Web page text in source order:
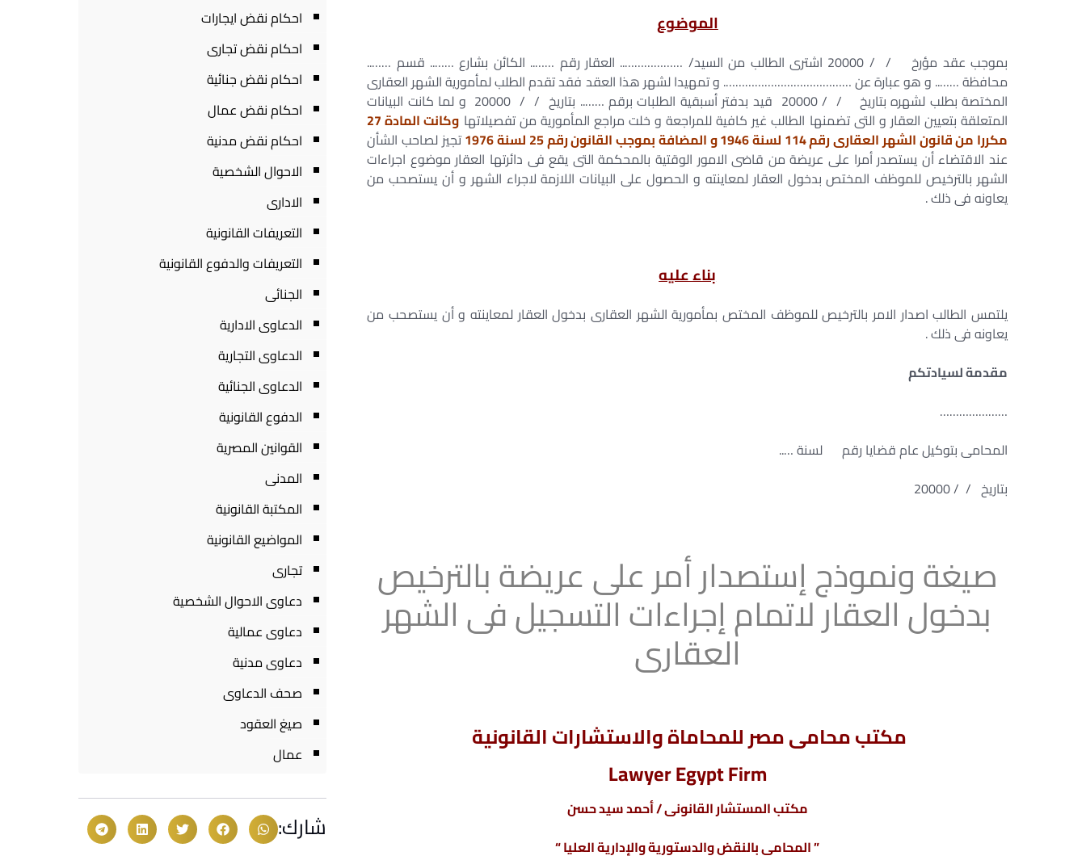
الموضوع
بموجب عقد مؤرخ / / 20000 اشترى الطالب من السيد/ ……………….. العقار رقم …….. الكائن بشارع …….. قسم ……..
محافظة …….. و هو عبارة عن …………………………………. و تمهيدا لشهر هذا العقد فقد تقدم الطلب لمأمورية الشهر العقارى
المختصة بطلب لشهره بتاريخ / / 20000 قيد بدفتر أسبقية الطلبات برقم …….. بتاريخ / / 20000 و لما كانت البيانات
المتعلقة بتعيين العقار و التى تضمنها الطالب غير كافية للمراجعة و خلت مراجع المأمورية من تفصيلاتها
وكانت المادة 27
مكررا من قانون الشهر العقارى رقم 114 لسنة 1946 و المضافة بموجب القانون رقم 25 لسنة 1976
تجيز لصاحب الشأن
عند الاقتضاء أن يستصدر أمرا على عريضة من قاضى الامور الوقتية بالمحكمة التى يقع فى دائرتها العقار موضوع اجراءات
الشهر بالترخيص للموظف المختص بدخول العقار لمعاينته و الحصول على البيانات اللازمة لاجراء الشهر و أن يستصحب من
يعاونه فى ذلك .
بناء عليه
يلتمس الطالب اصدار الامر بالترخيص للموظف المختص بمأمورية الشهر العقارى بدخول العقار لمعاينته و أن يستصحب من
يعاونه فى ذلك .
مقدمة لسيادتكم
…………………
المحامى بتوكيل عام قضايا رقم لسنة …..
بتاريخ / / 20000
صيغة ونموذج إستصدار أمر على عريضة بالترخيص
بدخول العقار لاتمام إجراءات التسجيل فى الشهر
العقارى
مكتب محامى مصر للمحاماة والاستشارات القانونية
Lawyer Egypt Firm
مكتب المستشار القانونى / أحمد سيد حسن
” المحامى بالنقض والدستورية والإدارية العليا “
احكام نقض ايجارات
احكام نقض تجارى
احكام نقض جنائية
احكام نقض عمال
احكام نقض مدنية
الاحوال الشخصية
الادارى
التعريفات القانونية
التعريفات والدفوع القانونية
الجنائى
الدعاوى الادارية
الدعاوى التجارية
الدعاوى الجنائية
الدفوع القانونية
القوانين المصرية
المدنى
المكتبة القانونية
المواضيع القانونية
تجارى
دعاوى الاحوال الشخصية
دعاوى عمالية
دعاوى مدنية
صحف الدعاوى
صيغ العقود
عمال
شارك: